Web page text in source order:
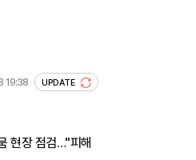
19:38 UPDATE
현장 점검…"피해